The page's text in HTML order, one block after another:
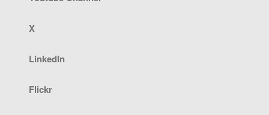
X
LinkedIn
Flickr